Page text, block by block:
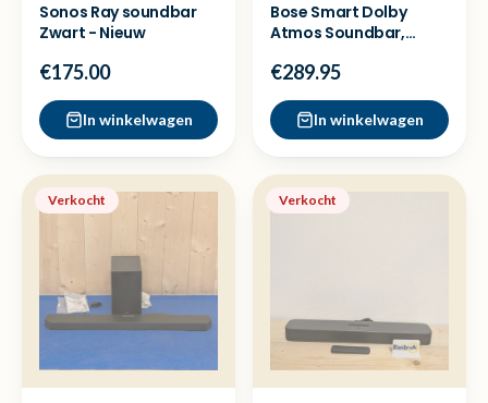
Sonos Ray soundbar
Zwart - Nieuw
€175.00
In winkelwagen
Bose Smart Dolby
Atmos Soundbar,
€289.95
In winkelwagen
Verkocht Verkocht